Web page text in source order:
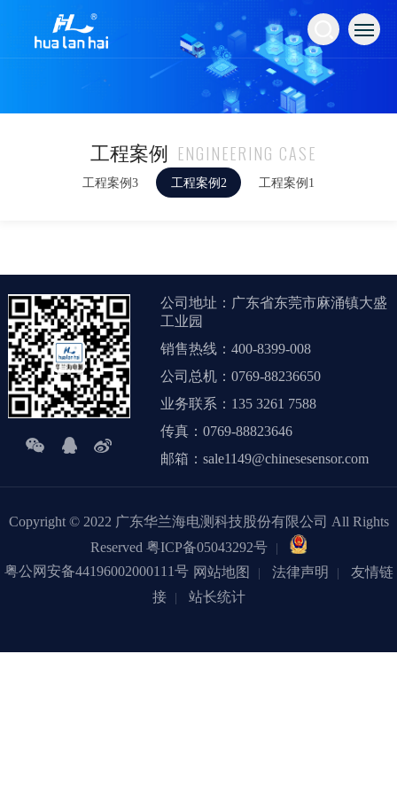
工程案例 ENGINEERING CASE
工程案例3 工程案例2 工程案例1
公司地址：广东省东莞市麻涌镇大盛
工业园
销售热线：400-8399-008
公司总机：0769-88236650
业务联系：135 3261 7588
传真：0769-88823646
邮箱：sale1149@chinesesensor.com
Copyright © 2022 广东华兰海电测科技股份有限公司 All Rights
Reserved 粤ICP备05043292号
粤公网安备44196002000111号 网站地图 法律声明
友情链
接
站长统计